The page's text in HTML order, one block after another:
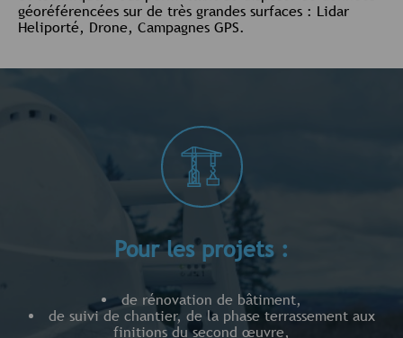
géoréférencées sur de très grandes surfaces : Lidar
Heliporté, Drone, Campagnes GPS.
Pour les projets :
de rénovation de bâtiment,
de suivi de chantier, de la phase terrassement aux
finitions du second œuvre,